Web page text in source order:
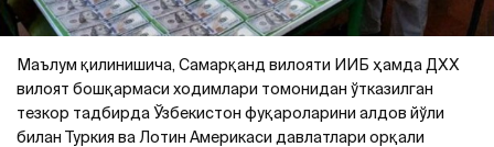
Маълум қилинишича, Самарқанд вилояти ИИБ ҳамда ДХХ
вилоят бошқармаси ходимлари томонидан ўтказилган
тезкор тадбирда Ўзбекистон фуқароларини алдов йўли
билан Туркия ва Лотин Америкаси давлатлари орқали